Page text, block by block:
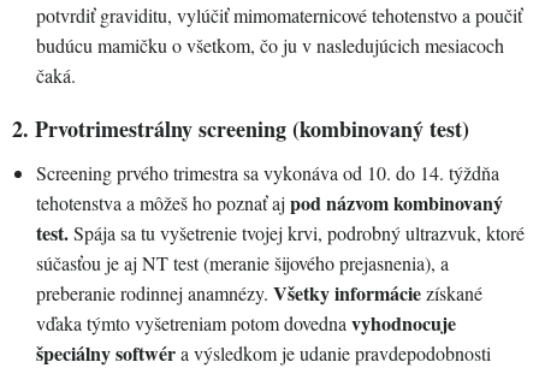
potvrdiť graviditu, vylúčiť mimomaternicové tehotenstvo a poučiť
budúcu mamičku o všetkom, čo ju v nasledujúcich mesiacoch
čaká.
2. Prvotrimestrálny screening (kombinovaný test)
Screening prvého trimestra sa vykonáva od 10. do 14. týždňa
tehotenstva a môžeš ho poznať aj pod názvom kombinovaný
test.Spája sa tu vyšetrenie tvojej krvi, podrobný ultrazvuk, ktoré
súčasťou je aj NT test (meranie šijového prejasnenia), a
preberanie rodinnej anamnézy. Všetky informáciezískané
vďaka týmto vyšetreniam potom dovedna vyhodnocuje
špeciálny softwéra výsledkom je udanie pravdepodobnosti